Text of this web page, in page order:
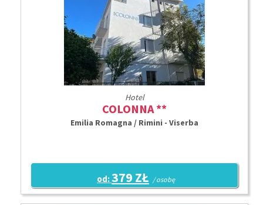
Hotel
COLONNA **
Emilia Romagna / Rimini - Viserba
od:379 ZŁ / osobę